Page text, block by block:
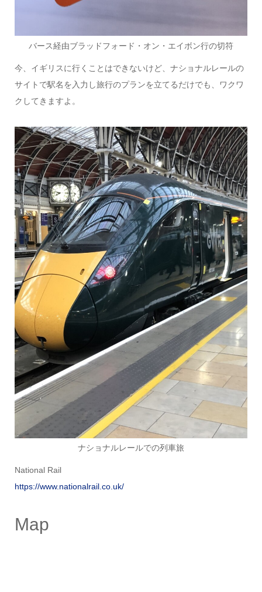
バース経由ブラッドフォード・オン・エイボン行の切符
今、イギリスに行くことはできないけど、ナショナルレールの
サイトで駅名を入力し旅行のプランを立てるだけでも、ワクワ
クしてきますよ。
ナショナルレールでの列車旅
National Rail
https://www.nationalrail.co.uk/
Map